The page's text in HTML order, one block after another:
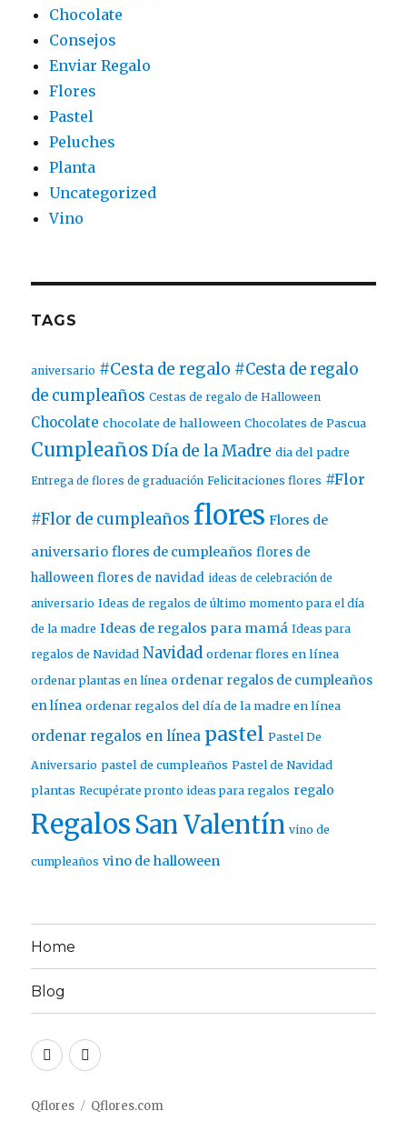
Chocolate
Consejos
Enviar Regalo
Flores
Pastel
Peluches
Planta
Uncategorized
Vino
TAGS
aniversario #Cesta de regalo #Cesta de regalo
de cumpleaños Cestas de regalo de Halloween
Chocolate chocolate de halloween Chocolates de Pascua
Cumpleaños Día de la Madre dia del padre
Entrega de flores de graduación Felicitaciones flores #Flor
#Flor de cumpleaños flores Flores de
aniversario flores de cumpleaños flores de
halloween flores de navidad ideas de celebración de
aniversario Ideas de regalos de último momento para el día
de la madre Ideas de regalos para mamá Ideas para
regalos de Navidad Navidad ordenar flores en línea
ordenar plantas en línea ordenar regalos de cumpleaños
en línea ordenar regalos del día de la madre en línea
ordenar regalos en línea pastel Pastel De
Aniversario pastel de cumpleaños Pastel de Navidad
plantas Recupérate pronto ideas para regalos regalo
Regalos San Valentín vino de
cumpleaños vino de halloween
Home
Blog
TwitterFacebook
Qflores Qflores.com